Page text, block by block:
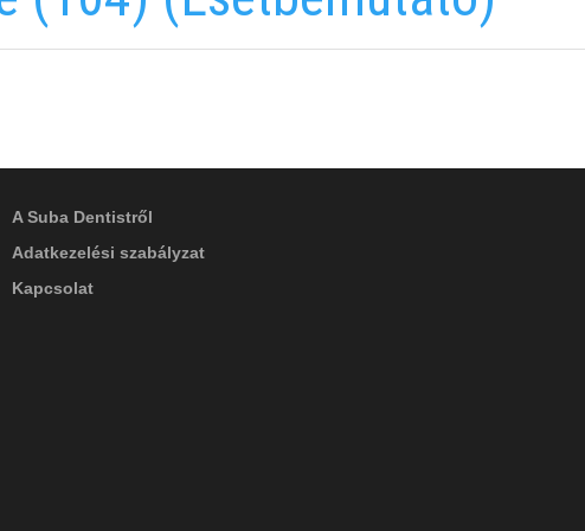
A Suba Dentistről
Adatkezelési szabályzat
Kapcsolat